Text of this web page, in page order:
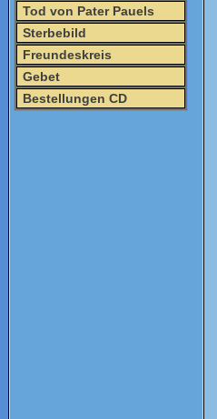
Tod von Pater Pauels
Sterbebild
Freundeskreis
Gebet
Bestellungen CD